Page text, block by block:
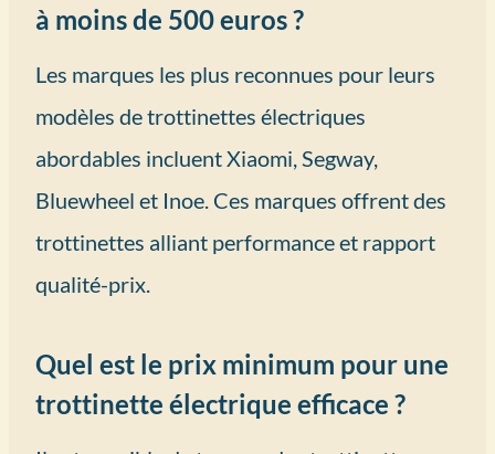
à moins de 500 euros ?
Les marques les plus reconnues pour leurs
modèles de trottinettes électriques
abordables incluent Xiaomi, Segway,
Bluewheel et Inoe. Ces marques offrent des
trottinettes alliant performance et rapport
qualité-prix.
Quel est le prix minimum pour une
trottinette électrique efficace ?